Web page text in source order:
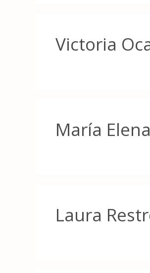
Victoria
María
Laura